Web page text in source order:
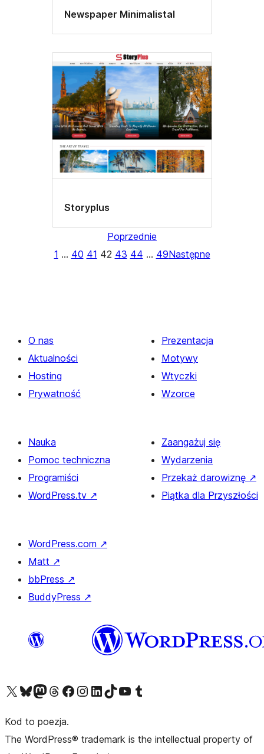
Newspaper Minimalistal
Storyplus
Poprzednie
1 … 40 41 42 43 44 … 49Następne
O nas
Aktualności
Hosting
Prywatność
Prezentacja
Motywy
Wtyczki
Wzorce
Nauka
Pomoc techniczna
Programiści
WordPress.tv ↗
Zaangażuj się
Wydarzenia
Przekaż darowiznę ↗
Piątka dla Przyszłości
WordPress.com ↗
Matt ↗
bbPress ↗
BuddyPress ↗
Odwiedź nasze konto X (dawniej Twitter)
Odwiedź nasze konto Bluesky
Odwiedź nasze konto na Mastodoncie
Odwiedź naszego Threadsa
Odwiedź naszego Facebooka
Odwiedź nasze konto na Instagramie
Odwiedź nasze konto na LinkedIn
Odwiedź naszego TikToka
Odwiedź nasz kanał YouTube
Odwiedź naszego Tumblra
Kod to poezja.
The WordPress® trademark is the intellectual property of